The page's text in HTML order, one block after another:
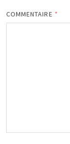
COMMENTAIRE *